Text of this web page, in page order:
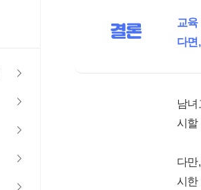
결론
교
다면
남
시할
다만
시한